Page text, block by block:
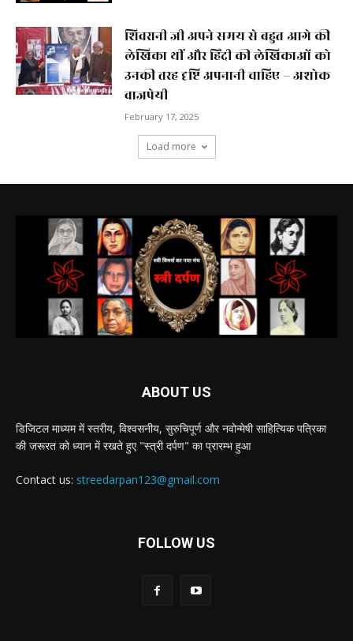
शिवरानी जी अपने समय से बहुत आगे की
लेखिका थीं और हिंदी की लेखिकाओं को
उनकी तरह दृष्टि अपनानी चाहिए – अशोक
वाजपेयी
February 17, 2025
Load more
ABOUT US
डिजिटल माध्यम में स्तरीय, विश्वसनीय, सुरुचिपूर्ण और नवोन्मेषी साहित्यिक पत्रिका
की जरूरत को ध्यान में रखते हुए "स्त्री दर्पण" का प्रारम्भ हुआ
Contact us: streedarpan123@gmail.com
FOLLOW US